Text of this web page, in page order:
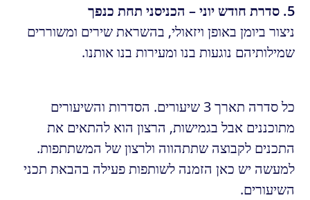
5. סדרת חודש יוני – הכניסני תחת כנפך
ניצור ביומן באופן ויזאולי, בהשראת שירים ומשוררים
שמילותיהם נוגעות בנו ומעירות בנו אותנו.
כל סדרה תארך 3 שיעורים. הסדרות והשיעורים
מתוכננים אבל בגמישות, הרצון הוא להתאים את
התכנים לקבוצה שתתהווה ולרצון של המשתתפות.
למעשה יש כאן הזמנה לשותפות פעילה בהבאת תכני
השיעורים.